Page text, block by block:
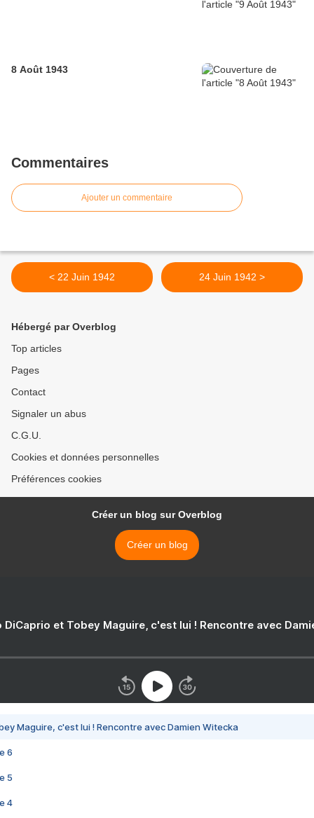
8 Août 1943
Commentaires
Ajouter un commentaire
< 22 Juin 1942 24 Juin 1942 >
Hébergé par Overblog
Top articles
Pages
Contact
Signaler un abus
C.G.U.
Cookies et données personnelles
Préférences cookies
Créer un blog sur Overblog
Créer un blog
DiCaprio et Tobey Maguire, c'est lui ! Rencontre avec
Maguire, c'est lui ! Rencontre avec Damien Witecka
6
5
4